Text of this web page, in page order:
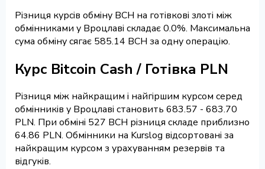
Різниця курсів обміну BCH на готівкові злоті між
обмінниками у Вроцлаві складає 0.0%. Максимальна
сума обміну сягає 585.14 BCH за одну операцію.
Курс Bitcoin Cash / Готівка PLN
Різниця між найкращим і найгіршим курсом серед
обмінників у Вроцлаві становить 683.57 - 683.70
PLN. При обміні 527 BCH різниця складе приблизно
64.86 PLN. Обмінники на Kurslog відсортовані за
найкращим курсом з урахуванням резервів та
відгуків.